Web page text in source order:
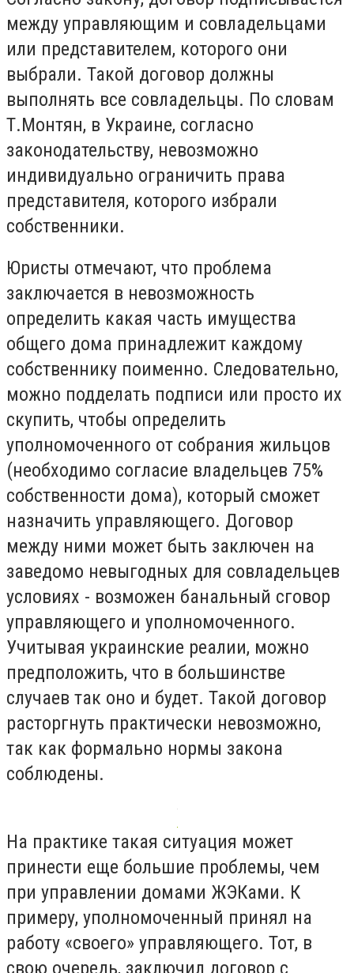
между управляющим и совладельцами
или представителем, которого они
выбрали. Такой договор должны
выполнять все совладельцы. По словам
Т.Монтян, в Украине, согласно
законодательству, невозможно
индивидуально ограничить права
представителя, которого избрали
собственники.
Юристы отмечают, что проблема
заключается в невозможность
определить какая часть имущества
общего дома принадлежит каждому
собственнику поименно. Следовательно,
можно подделать подписи или просто их
скупить, чтобы определить
уполномоченного от собрания жильцов
(необходимо согласие владельцев 75%
собственности дома), который сможет
назначить управляющего. Договор
между ними может быть заключен на
заведомо невыгодных для совладельцев
условиях - возможен банальный сговор
управляющего и уполномоченного.
Учитывая украинские реалии, можно
предположить, что в большинстве
случаев так оно и будет. Такой договор
расторгнуть практически невозможно,
так как формально нормы закона
соблюдены.
На практике такая ситуация может
принести еще большие проблемы, чем
при управлении домами ЖЭКами. К
примеру, уполномоченный принял на
работу «своего» управляющего. Тот, в
свою очередь, заключил договор с